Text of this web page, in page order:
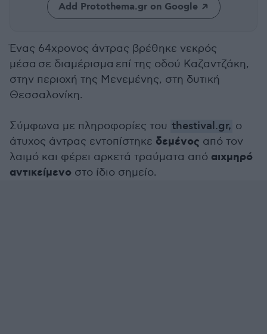
Add Protothema.gr on Google
Ένας 64χρονος άντρας βρέθηκε νεκρός
μέσα σε διαμέρισμα επί της οδού Καζαντζάκη,
στην περιοχή της Μενεμένης, στη δυτική
Θεσσαλονίκη.
Σύμφωνα με πληροφορίες του thestival.gr, ο
άτυχος άντρας εντοπίστηκε δεμένος από τον
λαιμό και φέρει αρκετά τραύματα από αιχμηρό
αντικείμενο στο ίδιο σημείο.